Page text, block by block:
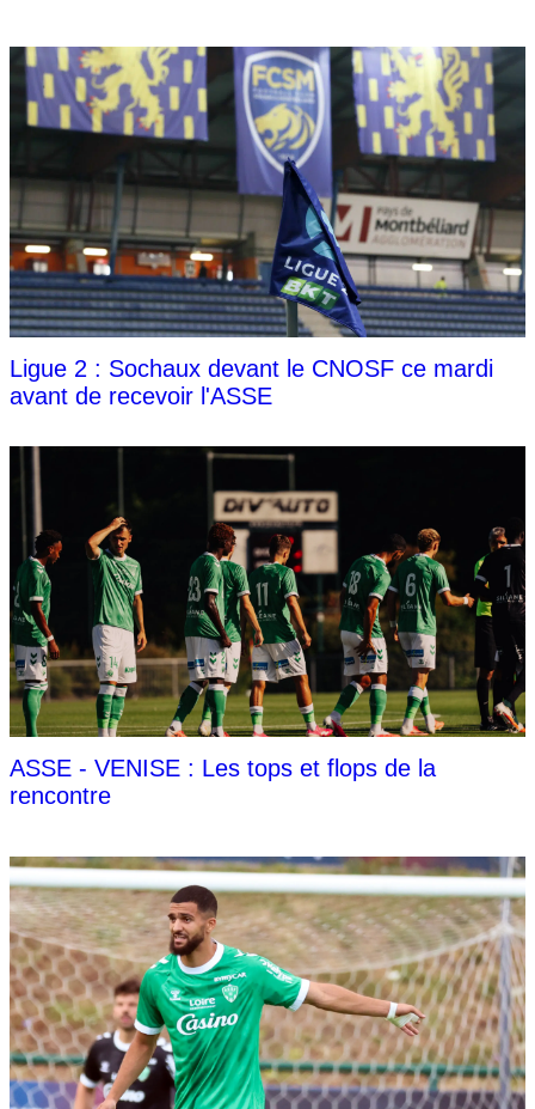
Ligue 2 : Sochaux devant le CNOSF ce mardi
avant de recevoir l'ASSE
ASSE - VENISE : Les tops et flops de la
rencontre